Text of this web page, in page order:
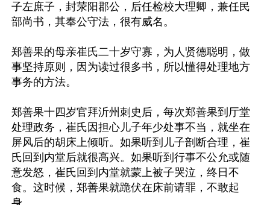
子左庶子，封荥阳郡公，后任检校大理卿，兼任民
部尚书，其奉公守法，很有威名。
郑善果的母亲崔氏二十岁守寡，为人贤德聪明，做
事坚持原则，因为读过很多书，所以懂得处理地方
事务的方法。
郑善果十四岁官拜沂州刺史后，每次郑善果到厅堂
处理政务，崔氏因担心儿子年少处事不当，就坐在
屏风后的胡床上倾听。如果听到儿子剖断合理，崔
氏回到内堂后就很高兴。如果听到行事不公允或随
意发怒，崔氏回到内堂就蒙上被子哭泣，终日不
食。这时候，郑善果就跪伏在床前请罪，不敢起
身。